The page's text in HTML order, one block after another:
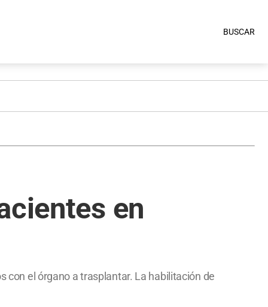
BUSCAR
en
el órgano a trasplantar. La habilitación de